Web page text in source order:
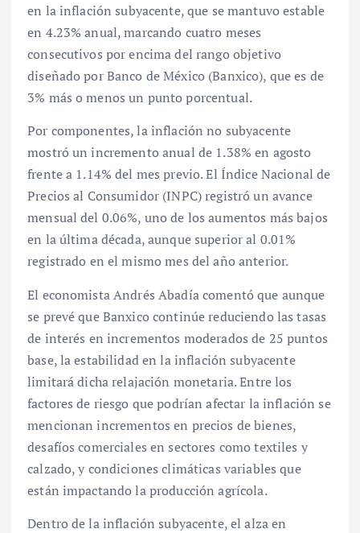
en la inflación subyacente, que se mantuvo estable
en 4.23% anual, marcando cuatro meses
consecutivos por encima del rango objetivo
diseñado por Banco de México (Banxico), que es de
3% más o menos un punto porcentual.
Por componentes, la inflación no subyacente
mostró un incremento anual de 1.38% en agosto
frente a 1.14% del mes previo. El Índice Nacional de
Precios al Consumidor (INPC) registró un avance
mensual del 0.06%, uno de los aumentos más bajos
en la última década, aunque superior al 0.01%
registrado en el mismo mes del año anterior.
El economista Andrés Abadía comentó que aunque
se prevé que Banxico continúe reduciendo las tasas
de interés en incrementos moderados de 25 puntos
base, la estabilidad en la inflación subyacente
limitará dicha relajación monetaria. Entre los
factores de riesgo que podrían afectar la inflación se
mencionan incrementos en precios de bienes,
desafíos comerciales en sectores como textiles y
calzado, y condiciones climáticas variables que
están impactando la producción agrícola.
Dentro de la inflación subyacente, el alza en